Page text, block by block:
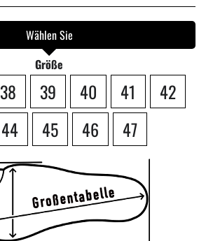
Wählen Sie
Größe
38 39 40 41
42
44 45 46 47